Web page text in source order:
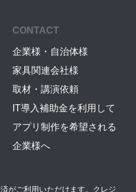
CONTACT
企業様・自治体様
家具関連会社様
取材・講演依頼
IT導入補助金を利用して
アプリ制作を希望される
企業様へ
がご利用いただけます。クレジ